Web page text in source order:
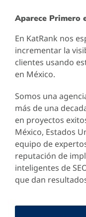
Aparece Primero
En KatRank nos
incrementar la
clientes usando
en México.
Somos una
más de una
en proyectos
México, Estados
equipo de
reputación de
inteligentes de
que dan